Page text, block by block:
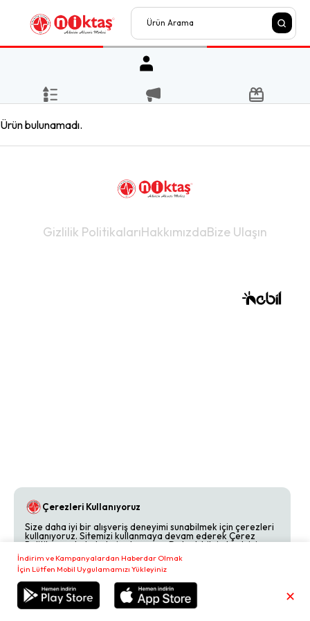
İndirim ve Kampanyalardan Haberdar Olmak
İçin Lütfen Mobil Uygulamamızı Yükleyiniz
✕
Sepetim 0,00
Ürün bulunamadı.
Gizlilik PolitikalarıHakkımızdaBize Ulaşın
Çerezleri Kullanıyoruz
Size daha iyi bir alışveriş deneyimi sunabilmek için çerezleri
kullanıyoruz. Sitemizi kullanmaya devam ederek Çerez
Politikamızı kabul etmiş olursunuz. Detaylı bilgi almak için
Çerez Politikamızı
inceleyebilirsiniz.
Reddet